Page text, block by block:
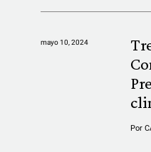
mayo 10, 2024
Por